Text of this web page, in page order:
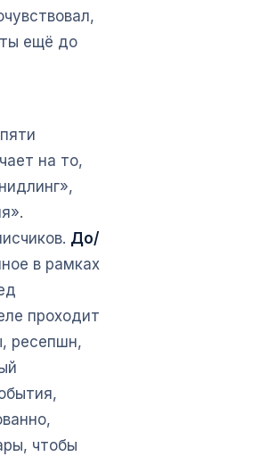
ещё до
на то,
До/
в рамках
проходит
ресепшн,
чтобы